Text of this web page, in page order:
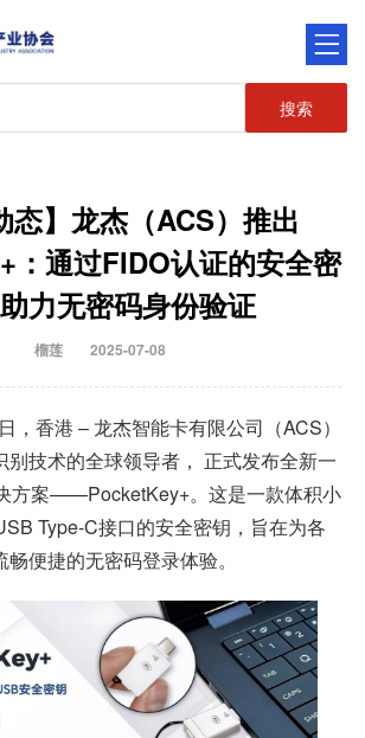
搜索
态】龙杰（ACS）推出
：通过FIDO认证的安全密
力无密码身份验证
榴莲 2025-07-08
，香港 – 龙杰智能卡有限公司（ACS）
别技术的全球领导者， 正式发布全新一
方案——PocketKey+。这是一款体积小
Type-C接口的安全密钥，旨在为各
便捷的无密码登录体验。